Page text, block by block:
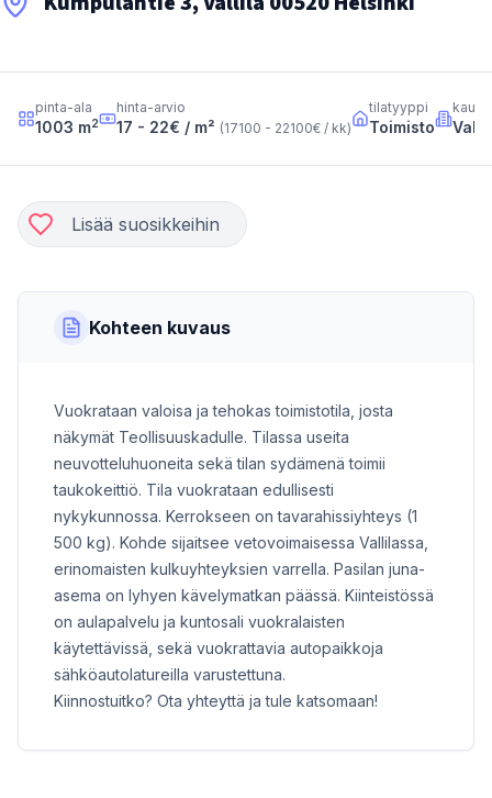
pinta-ala
1003 m2
hinta-arvio
17 - 22€ / m² (17100 - 22100€ / kk)
tilatyyppi
Toimisto
Lisää suosikkeihin
Kohteen kuvaus
Vuokrataan valoisa ja tehokas toimistotila, josta
näkymät Teollisuuskadulle. Tilassa useita
neuvotteluhuoneita sekä tilan sydämenä toimii
taukokeittiö. Tila vuokrataan edullisesti
nykykunnossa. Kerrokseen on tavarahissiyhteys (1
500 kg). Kohde sijaitsee vetovoimaisessa Vallilassa,
erinomaisten kulkuyhteyksien varrella. Pasilan juna-
asema on lyhyen kävelymatkan päässä. Kiinteistössä
on aulapalvelu ja kuntosali vuokralaisten
käytettävissä, sekä vuokrattavia autopaikkoja
sähköautolatureilla varustettuna.
Kiinnostuitko? Ota yhteyttä ja tule katsomaan!